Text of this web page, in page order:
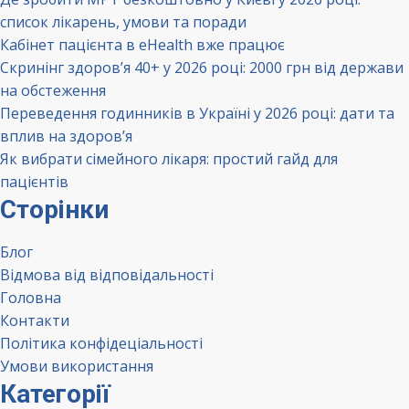
список лікарень, умови та поради
Кабінет пацієнта в eHealth вже працює
Скринінг здоров’я 40+ у 2026 році: 2000 грн від держави
на обстеження
Переведення годинників в Україні у 2026 році: дати та
вплив на здоров’я
Як вибрати сімейного лікаря: простий гайд для
пацієнтів
Сторінки
Блог
Відмова від відповідальності
Головна
Контакти
Політика конфідеціальності
Умови використання
Категорії